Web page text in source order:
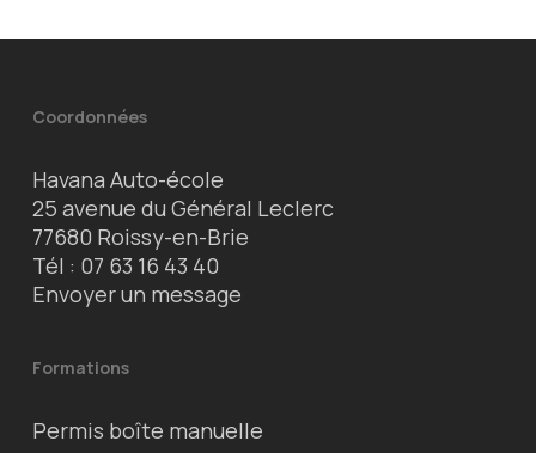
Coordonnées
Havana Auto-école
25 avenue du Général Leclerc
77680 Roissy-en-Brie
Tél : 07 63 16 43 40
Envoyer un message
Formations
Permis boîte manuelle